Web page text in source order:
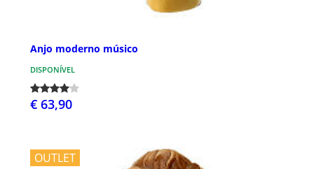
Anjo moderno músico
DISPONÍVEL
€ 63,90
OUTLET